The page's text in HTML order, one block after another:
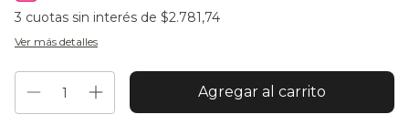
3 cuotas sin interés de $2.781,74
Ver más detalles